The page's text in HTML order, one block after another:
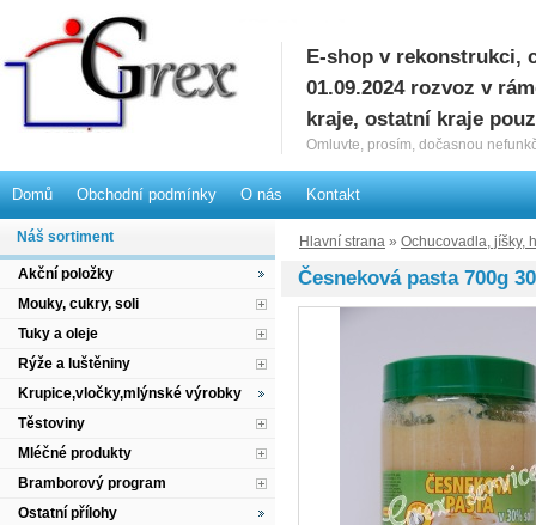
Hlavní strana » Ochucovadla, jíšky,
Česneková pasta 700g
Náš sortiment
Akční položky
Mouky, cukry, soli
Tuky a oleje
Rýže a luštěniny
Krupice,vločky,mlýnské výrobky
Těstoviny
Mléčné produkty
Bramborový program
Ostatní přílohy
G
E-shop v rekonstrukci,
01.09.2024 rozvoz v
kraje, ostatní kraje
Omluvte, prosím, dočasnou
Domů Obchodní podmínky O nás Kontakt